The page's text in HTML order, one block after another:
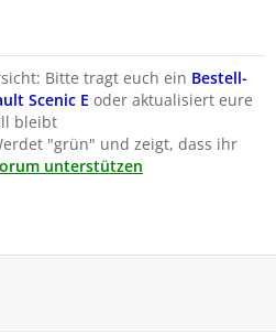
Bitte tragt euch ein Bestell-
Scenic E oder aktualisiert eure
bleibt
"grün" und zeigt, dass ihr
unterstützen